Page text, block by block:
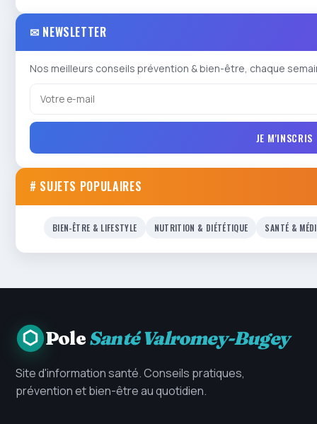
✉ NEWSLETTER
Nos meilleurs conseils prévention & bien-être, chaque
JE M'INSCRIS
# SUJETS POPULAIRES
BIEN-ÊTRE & LIFESTYLE NUTRITION & DIÉTÉTIQUE SANTÉ &
PoleSanté Valromey-Bugey
Site d'information santé. Conseils pratiques,
prévention et bien-être au quotidien.